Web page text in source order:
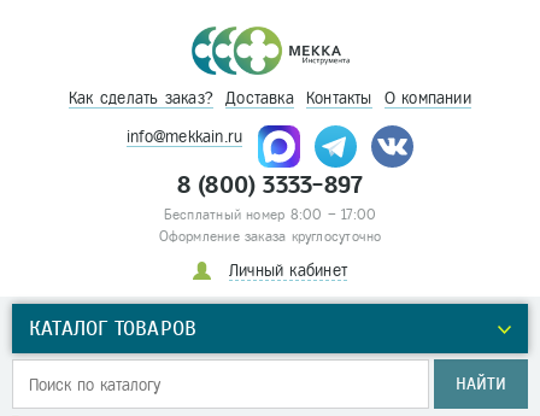
Как сделать заказ? Доставка Контакты О компании
info@mekkain.ru
8 (800) 3333-897
Бесплатный номер 8:00 – 17:00
Оформление заказа круглосуточно
Личный кабинет
КАТАЛОГ ТОВАРОВ
НАЙТИ